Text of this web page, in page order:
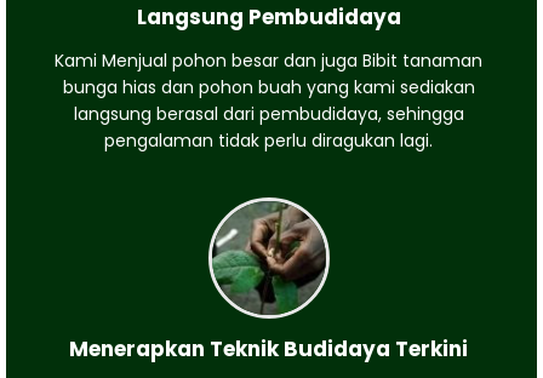
Langsung Pembudidaya
Kami Menjual pohon besar dan juga Bibit tanaman
bunga hias dan pohon buah yang kami sediakan
langsung berasal dari pembudidaya, sehingga
pengalaman tidak perlu diragukan lagi.
Menerapkan Teknik Budidaya Terkini